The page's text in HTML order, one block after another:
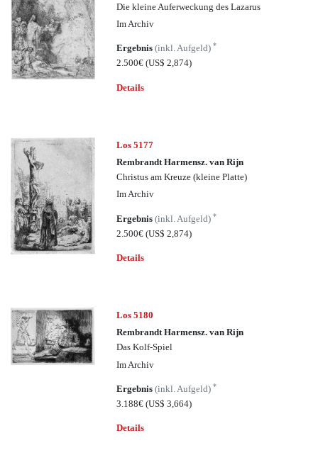
Die kleine Auferweckung des Lazarus
Im Archiv
Ergebnis(inkl. Aufgeld)*
2.500€(US$ 2,874)
Details
Los 5177
Rembrandt Harmensz. van Rijn
Christus am Kreuze (kleine Platte)
Im Archiv
Ergebnis(inkl. Aufgeld)*
2.500€(US$ 2,874)
Details
Los 5180
Rembrandt Harmensz. van Rijn
Das Kolf-Spiel
Im Archiv
Ergebnis(inkl. Aufgeld)*
3.188€(US$ 3,664)
Details